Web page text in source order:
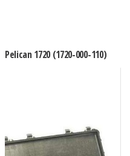
Pelican 1720 (1720-000-110)